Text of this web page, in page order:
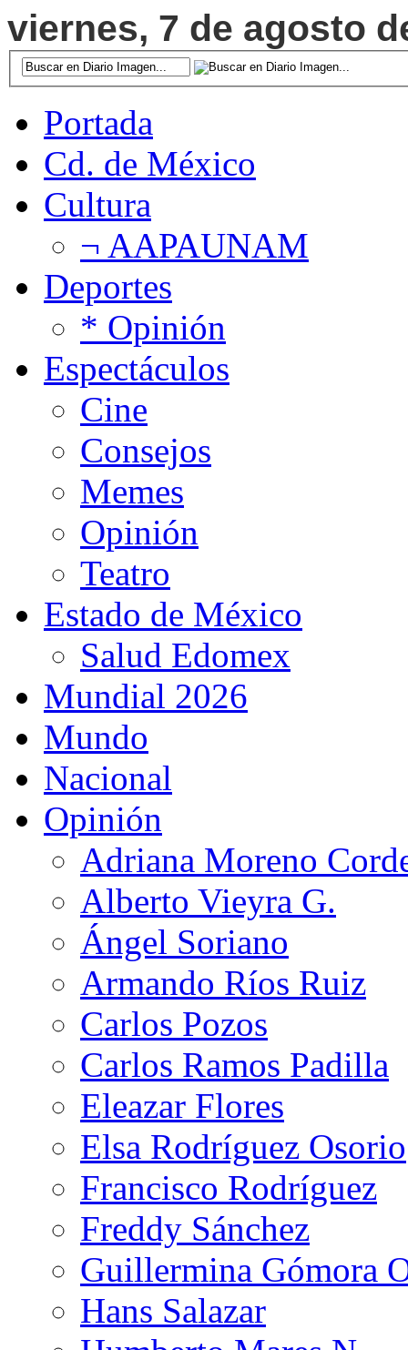
viernes, 7 de agosto
Portada
Cd. de México
Cultura
¬ AAPAUNAM
Deportes
* Opinión
Espectáculos
Cine
Consejos
Memes
Opinión
Teatro
Estado de México
Salud Edomex
Mundial 2026
Mundo
Nacional
Opinión
Adriana Moreno
Alberto Vieyra G.
Ángel Soriano
Armando Ríos Ruiz
Carlos Pozos
Carlos Ramos Padilla
Eleazar Flores
Elsa Rodríguez Osorio
Francisco Rodríguez
Freddy Sánchez
Guillermina Gómora
Hans Salazar